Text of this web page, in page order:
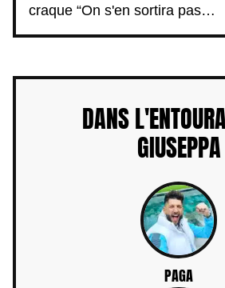
craque “On s'en sortira pas…
DANS
GIUSEPPA
PAGA